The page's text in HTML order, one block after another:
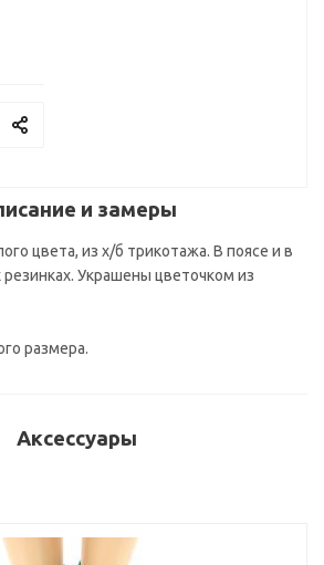
и замеры
цвета, из х/б трикотажа. В поясе и в
Украшены цветочком из
размера.
Аксессуары